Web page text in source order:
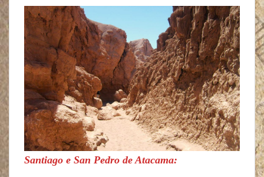
Santiago e San Pedro de Atacama: